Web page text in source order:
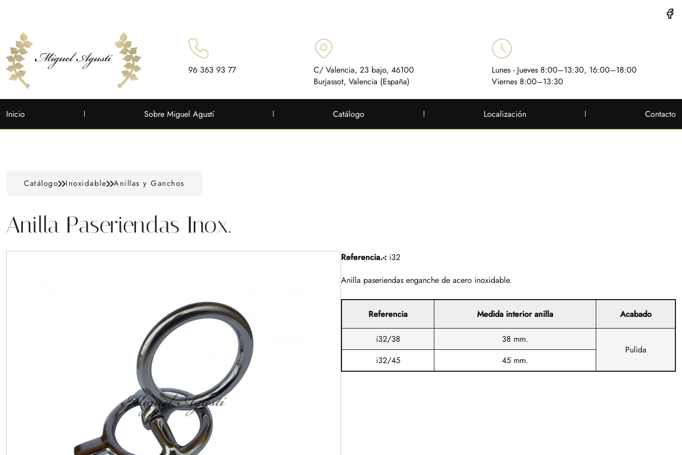
96 363 93 77
C/ Valencia, 23 bajo, 46100
Burjassot, Valencia (España)
Lunes - Jueves 8:00–13:30, 16:00–18:00
Viernes 8:00–13:30
Inicio Sobre Miguel Agustí Catálogo Localización Contacto
Catálogo Inoxidable Anillas y Ganchos
Anilla Paseriendas Inox.
Referencia.-: i32
Anilla paseriendas enganche de acero inoxidable.
Referencia Medida interior anilla Acabado
i32/38
38 mm.
Pulida
i32/45
45 mm.